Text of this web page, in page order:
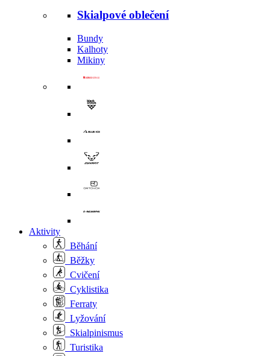
Skialpové oblečení
Bundy
Kalhoty
Mikiny
Aktivity
Běhání
Běžky
Cvičení
Cyklistika
Ferraty
Lyžování
Skialpinismus
Turistika